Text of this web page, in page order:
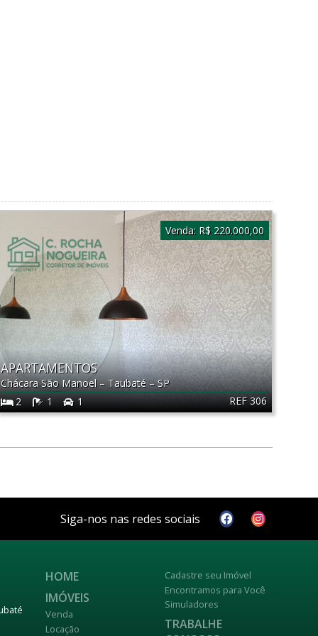
REF 306
APARTAMENTOS
Chácara São Manoel–Taubaté–SP
2
1 1
Venda: R$ 220.000,00
Siga-nos nas redes sociais
HOME
IMÓVEIS
Venda
Locação
Cadastre seu Imóvel
Encontramos para Você
Simuladores
TRABALHE